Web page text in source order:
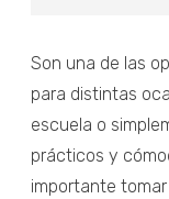
Son una de las
para distintas
escuela o
prácticos y
importante